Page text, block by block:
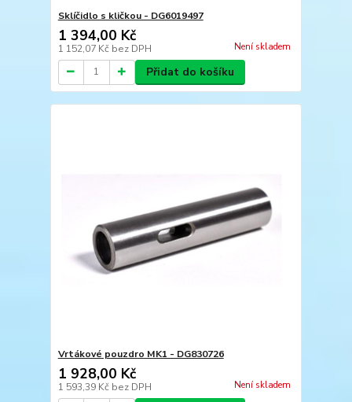
Sklíčidlo s kličkou - DG6019497
1 394,00 Kč
1 152,07 Kč bez DPH Není skladem
Přidat do košíku
Vrtákové pouzdro MK1 - DG830726
1 928,00 Kč
1 593,39 Kč bez DPH Není skladem